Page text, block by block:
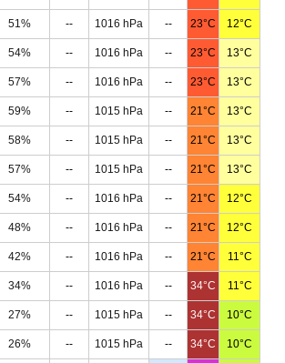
51% -- 1016 hPa -- 23°C 12°C
54% -- 1016 hPa -- 23°C 13°C
57% -- 1016 hPa -- 23°C 13°C
59% -- 1015 hPa -- 21°C 13°C
58% -- 1015 hPa -- 21°C 13°C
57% -- 1015 hPa -- 21°C 13°C
54% -- 1016 hPa -- 21°C 12°C
48% -- 1016 hPa -- 21°C 12°C
42% -- 1016 hPa -- 21°C 11°C
34% -- 1016 hPa -- 34°C 11°C
27% -- 1015 hPa -- 34°C 10°C
26% -- 1015 hPa -- 34°C 10°C